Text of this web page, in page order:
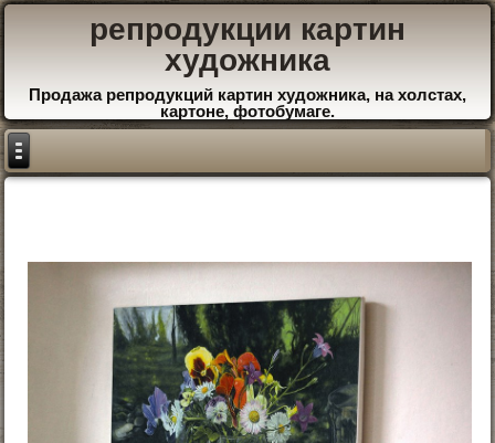
репродукции картин
художника
Продажа репродукций картин художника, на холстах,
картоне, фотобумаге.